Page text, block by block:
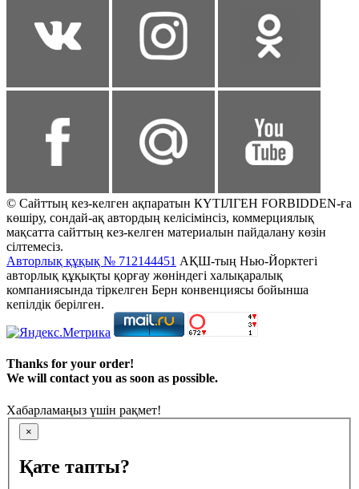
© Сайттың кез-келген ақпаратын КҮТІЛГЕН FORBIDDEN-ға
көшіру, сондай-ақ автордың келісімінсіз, коммерциялық
мақсатта сайттың кез-келген материалын пайдалану көзін
сілтемесіз.
Авторлық құқық № 712144451 АҚШ-тың Нью-Йорктегі
авторлық құқықты қорғау жөніндегі халықаралық
компаниясында тіркелген Берн конвенциясы бойынша
кепілдік берілген.
Thanks for your order!
We will contact you as soon as possible.
Хабарламаңыз үшін рақмет!
×
Қате тапты?